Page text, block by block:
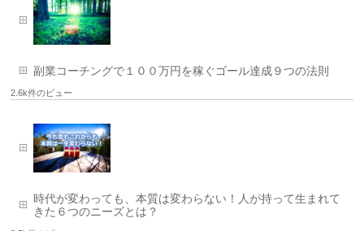
副業コーチングで１００万円を稼ぐゴール達成９つの法則
2.6k件のビュー
時代が変わっても、本質は変わらない！人が持って生まれて
きた６つのニーズとは？